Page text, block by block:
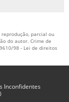
parcial ou
do autor. Crime de
98 - Lei de direitos
Inconfidentes